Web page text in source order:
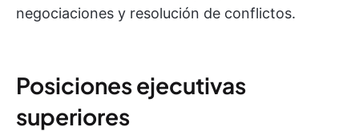
negociaciones y resolución de conflictos.
Posiciones ejecutivas
superiores